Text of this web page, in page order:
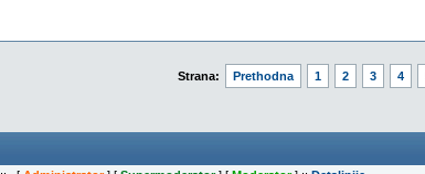
Strana: Prethodna 1 2 3 4